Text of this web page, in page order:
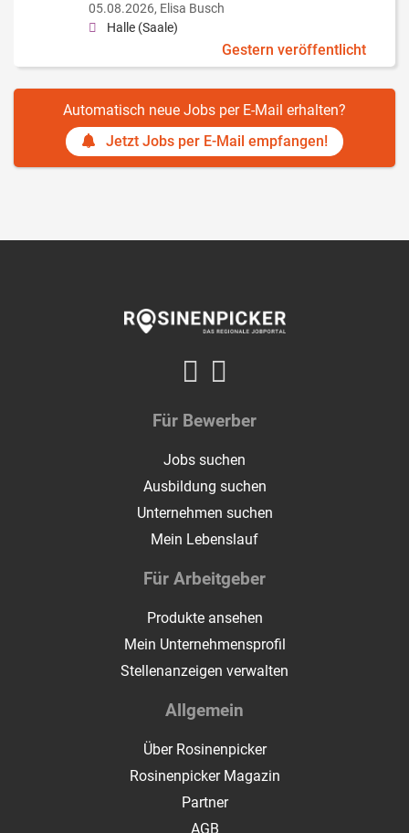
05.08.2026, Elisa Busch
Halle (Saale)
Gestern veröffentlicht
Automatisch neue Jobs per E-Mail erhalten?
Jetzt Jobs per E-Mail empfangen!
Für Bewerber
Jobs suchen
Ausbildung suchen
Unternehmen suchen
Mein Lebenslauf
Für Arbeitgeber
Produkte ansehen
Mein Unternehmensprofil
Stellenanzeigen verwalten
Allgemein
Über Rosinenpicker
Rosinenpicker Magazin
Partner
AGB